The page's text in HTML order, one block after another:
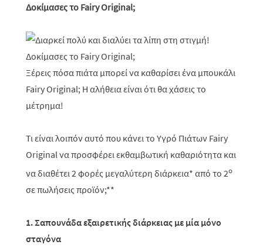
Δοκίμασες το Fairy Original;
Ξέρεις πόσα πιάτα μπορεί να καθαρίσει ένα μπουκάλι
Fairy Original; Η αλήθεια είναι ότι θα χάσεις το
μέτρημα!
Τι είναι λοιπόν αυτό που κάνει το Υγρό Πιάτων Fairy
Original να προσφέρει εκθαμβωτική καθαριότητα και
να διαθέτει 2 φορές μεγαλύτερη διάρκεια* από το 2ο
σε πωλήσεις προϊόν;**
1. Σαπουνάδα εξαιρετικής διάρκειας με μία μόνο
σταγόνα